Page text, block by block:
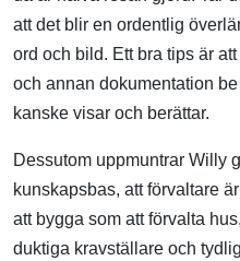
att det blir en ordentlig
ord och bild. Ett bra tips är
och annan dokumentation
kanske visar och berättar.
Dessutom uppmuntrar Willy
kunskapsbas, att förvaltare
att bygga som att förvalta
duktiga kravställare och